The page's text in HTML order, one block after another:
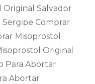
Original Salvador
Comprar
Misoprostol
Original
Para Abortar
Abortar